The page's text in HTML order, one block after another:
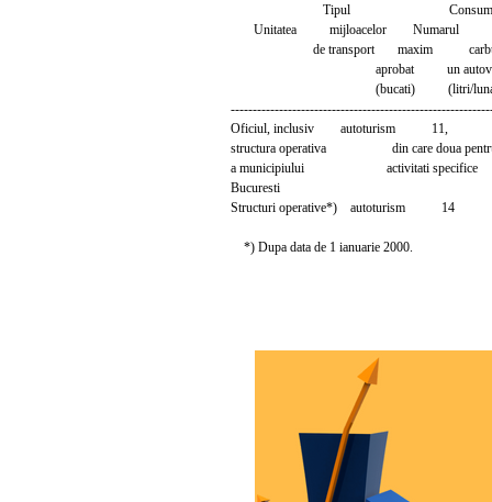
Tipul
Unitatea mijloacelor Numarul
de transport maxim
aprobat un
(bucati) (litri/
Oficiul, inclusiv autoturism 11,
structura operativa din care doua
a municipiului activitati specifice
Bucuresti
Structuri operative*) autoturism
*) Dupa data de 1 ianuarie 2000.